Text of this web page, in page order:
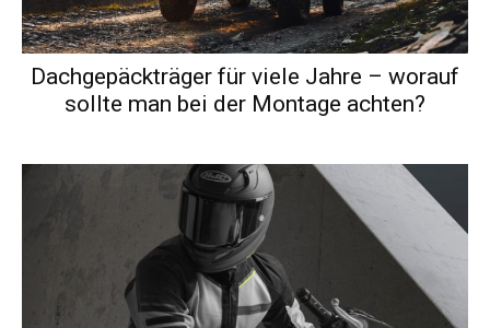
Dachgepäckträger für viele Jahre – worauf
sollte man bei der Montage achten?